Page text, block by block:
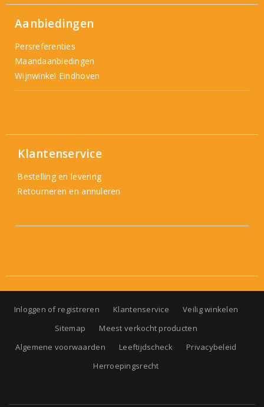
Aanbiedingen
Persreferenties
Maandaanbiedingen
Wijnwinkel Eindhoven
Klantenservice
Bestelling en levering
Retourneren en annuleren
Inloggen of registreren Klantenservice
Veilig winkelen
Sitemap
Meest verkocht producten
Algemene voorwaarden
Leeftijdscheck
Privacybeleid
Herroepingsrecht